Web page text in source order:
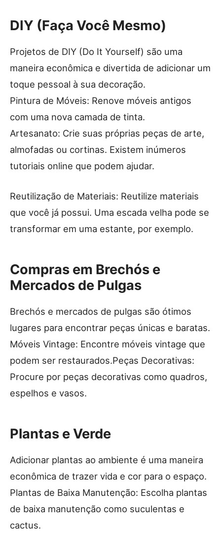
DIY (Faça Você Mesmo)
Projetos de DIY (Do It Yourself) são uma
maneira econômica e divertida de adicionar um
toque pessoal à sua decoração.
Pintura de Móveis: Renove móveis antigos
com uma nova camada de tinta.
Artesanato: Crie suas próprias peças de arte,
almofadas ou cortinas. Existem inúmeros
tutoriais online que podem ajudar.
Reutilização de Materiais: Reutilize materiais
que você já possui. Uma escada velha pode se
transformar em uma estante, por exemplo.
Compras em Brechós e
Mercados de Pulgas
Brechós e mercados de pulgas são ótimos
lugares para encontrar peças únicas e baratas.
Móveis Vintage: Encontre móveis vintage que
podem ser restaurados.Peças Decorativas:
Procure por peças decorativas como quadros,
espelhos e vasos.
Plantas e Verde
Adicionar plantas ao ambiente é uma maneira
econômica de trazer vida e cor para o espaço.
Plantas de Baixa Manutenção: Escolha plantas
de baixa manutenção como suculentas e
cactus.